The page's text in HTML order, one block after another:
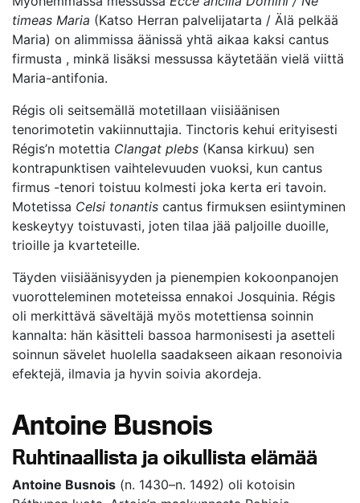
timeas Maria (Katso Herran palvelijatarta / Älä pelkää
Maria) on alimmissa äänissä yhtä aikaa kaksi cantus
firmusta , minkä lisäksi messussa käytetään vielä viittä
Maria-antifonia.
Régis oli seitsemällä motetillaan viisiäänisen
tenorimotetin vakiinnuttajia. Tinctoris kehui erityisesti
Régis’n motettia Clangat plebs (Kansa kirkuu) sen
kontrapunktisen vaihtelevuuden vuoksi, kun cantus
firmus -tenori toistuu kolmesti joka kerta eri tavoin.
Motetissa Celsi tonantis cantus firmuksen esiintyminen
keskeytyy toistuvasti, joten tilaa jää paljoille duoille,
trioille ja kvarteteille.
Täyden viisiäänisyyden ja pienempien kokoonpanojen
vuorotteleminen moteteissa ennakoi Josquinia. Régis
oli merkittävä säveltäjä myös motettiensa soinnin
kannalta: hän käsitteli bassoa harmonisesti ja asetteli
soinnun sävelet huolella saadakseen aikaan resonoivia
efektejä, ilmavia ja hyvin soivia akordeja.
Antoine Busnois
Ruhtinaallista ja oikullista elämää
Antoine Busnois (n. 1430–n. 1492) oli kotoisin